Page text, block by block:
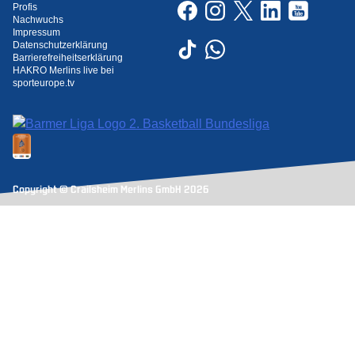
Profis
Nachwuchs
Impressum
Datenschutzerklärung
Barrierefreiheitserklärung
HAKRO Merlins live bei
sporteurope.tv
Copyright © Crailsheim Merlins GmbH 2026